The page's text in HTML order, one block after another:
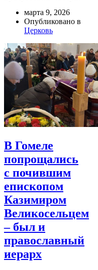
марта 9, 2026
Опубликовано в
Церковь
В Гомеле
попрощались
с почившим
епископом
Казимиром
Великосельцем
– был и
православный
иерарх